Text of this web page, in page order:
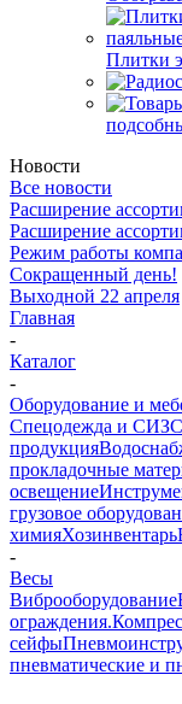
Плитки
Новости
Все новости
Расширение
Расширение
Режим работы
Сокращенный день!
Выходной 22 апреля
Главная
-
Каталог
-
Оборудование и
Спецодежда и СИЗ
продукция
прокладочные
освещение
грузовое
химияХозинвентарь
-
Весы
Виброоборудование
ограждения.
сейфы
пневматические и